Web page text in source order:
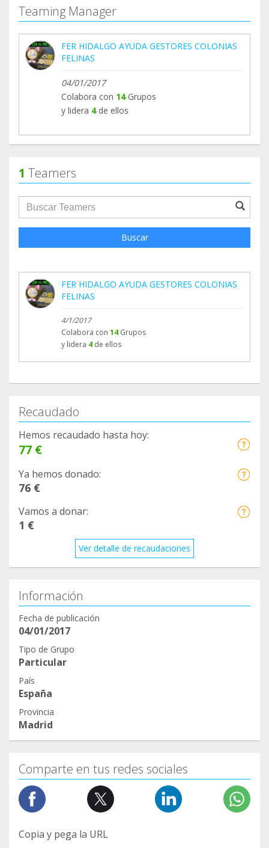
Teaming Manager
FER HIDALGO AYUDA GESTORES COLONIAS
FELINAS
04/01/2017
Colabora con 14Grupos
y lidera 4 de ellos
1 Teamers
groupProfile.searchForm.search.text???
Buscar
FER HIDALGO AYUDA GESTORES COLONIAS
FELINAS
4/1/2017
Colabora con 14 Grupos
y lidera 4 de ellos
Recaudado
Hemos recaudado hasta hoy:
77 €
Ya hemos donado:
76 €
Vamos a donar:
1 €
Ver detalle de recaudaciones
Información
Fecha de publicación
04/01/2017
Tipo de Grupo
Particular
País
España
Provincia
Madrid
Comparte en tus redes sociales
Copia y pega la URL